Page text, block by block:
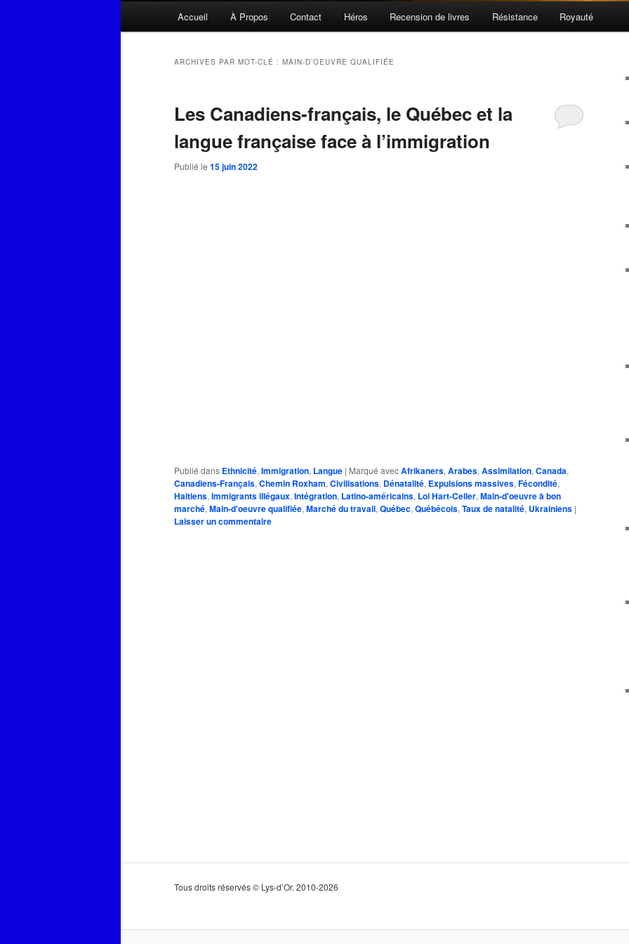
Accueil À Propos Contact Héros Recension de livres Résistance Royauté
ARCHIVES PAR MOT-CLÉ : MAIN-D’OEUVRE QUALIFIÉE
Les Canadiens-français, le Québec et la
langue française face à l’immigration
Publié le 15 juin 2022
Publié dans Ethnicité, Immigration, Langue | Marqué avecAfrikaners, Arabes, Assimilation, Canada,
Canadiens-Français, Chemin Roxham, Civilisations, Dénatalité, Expulsions massives, Fécondité,
Haitiens, Immigrants illégaux, Intégration, Latino-américains, Loi Hart-Celler, Main-d'oeuvre à bon
marché, Main-d'oeuvre qualifiée, Marché du travail, Québec, Québécois, Taux de natalité, Ukrainiens |
Laisser un commentaire
Tous droits réservés © Lys-d’Or. 2010-2026